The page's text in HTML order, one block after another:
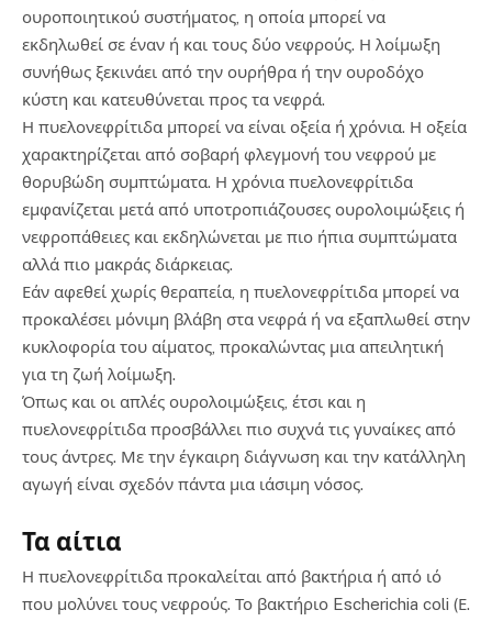
ουροποιητικού συστήματος, η οποία μπορεί να
εκδηλωθεί σε έναν ή και τους δύο νεφρούς. Η λοίμωξη
συνήθως ξεκινάει από την ουρήθρα ή την ουροδόχο
κύστη και κατευθύνεται προς τα νεφρά.
Η πυελονεφρίτιδα μπορεί να είναι οξεία ή χρόνια. Η οξεία
χαρακτηρίζεται από σοβαρή φλεγμονή του νεφρού με
θορυβώδη συμπτώματα. Η χρόνια πυελονεφρίτιδα
εμφανίζεται μετά από υποτροπιάζουσες ουρολοιμώξεις ή
νεφροπάθειες και εκδηλώνεται με πιο ήπια συμπτώματα
αλλά πιο μακράς διάρκειας.
Εάν αφεθεί χωρίς θεραπεία, η πυελονεφρίτιδα μπορεί να
προκαλέσει μόνιμη βλάβη στα νεφρά ή να εξαπλωθεί στην
κυκλοφορία του αίματος, προκαλώντας μια απειλητική
για τη ζωή λοίμωξη.
Όπως και οι απλές ουρολοιμώξεις, έτσι και η
πυελονεφρίτιδα προσβάλλει πιο συχνά τις γυναίκες από
τους άντρες. Με την έγκαιρη διάγνωση και την κατάλληλη
αγωγή είναι σχεδόν πάντα μια ιάσιμη νόσος.
Τα αίτια
Η πυελονεφρίτιδα προκαλείται από βακτήρια ή από ιό
που μολύνει τους νεφρούς. Το βακτήριο Escherichia coli (Ε.